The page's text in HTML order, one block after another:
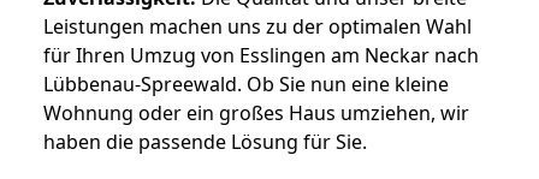
Leistungen machen uns zu der optimalen Wahl
für Ihren Umzug von Esslingen am Neckar nach
Lübbenau-Spreewald. Ob Sie nun eine kleine
Wohnung oder ein großes Haus umziehen, wir
haben die passende Lösung für Sie.